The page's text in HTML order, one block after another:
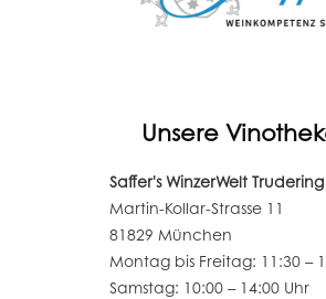
Unsere
Saffer's WinzerWelt Trudering
Martin-Kollar-Strasse 11
81829 München
Montag bis Freitag: 11:30 –
Samstag: 10:00 – 14:00 Uhr